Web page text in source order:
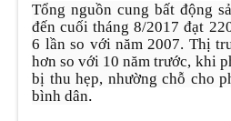
Tổng nguồn cung bất động
đến cuối tháng 8/2017 đạt
6 lần so với năm 2007. Thị
hơn so với 10 năm trước, khi
bị thu hẹp, nhường chỗ cho
bình dân.